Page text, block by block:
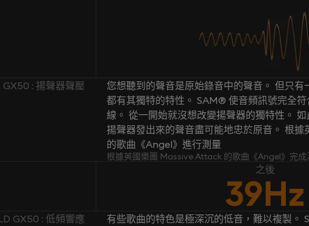
: 揚聲器聲壓
您想聽到的聲音是原始錄音中的聲音。 但只
都有其獨特的特性。 SAM® 使音頻訊號完全
線。 從一開始就沒想改變揚聲器的獨特性。
揚聲器發出來的聲音盡可能地忠於原音。 根
的歌曲《Angel》進行測量
根據英國樂團 Massive Attack 的歌曲《Angel》完成
之後
39Hz
GX50 : 低頻響應
有些歌曲的特色是極深沉的低音，難以複製。